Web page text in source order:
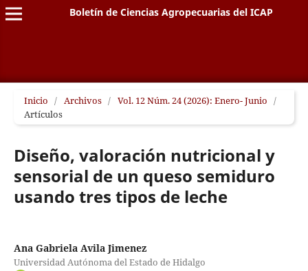
Boletín de Ciencias Agropecuarias del ICAP
Inicio / Archivos / Vol. 12 Núm. 24 (2026): Enero- Junio /
Artículos
Diseño, valoración nutricional y
sensorial de un queso semiduro
usando tres tipos de leche
Ana Gabriela Avila Jimenez
Universidad Autónoma del Estado de Hidalgo